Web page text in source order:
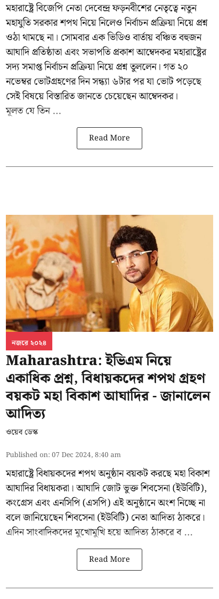
মহারাষ্ট্রে বিজেপি নেতা দেবেন্দ্র ফড়নবীশের নেতৃত্বে নতুন
মহাযুতি সরকার শপথ নিয়ে নিলেও নির্বাচন প্রক্রিয়া নিয়ে প্রশ্ন
ওঠা থামছে না। সোমবার এক ভিডিও বার্তায় বঞ্চিত বহুজন
আঘাদি প্রতিষ্ঠাতা এবং সভাপতি প্রকাশ আম্বেদকর মহারাষ্ট্রের
সদ্য সমাপ্ত নির্বাচন প্রক্রিয়া নিয়ে প্রশ্ন তুললেন। গত ২০
নভেম্বর ভোটগ্রহণের দিন সন্ধ্যা ৬টার পর যা ভোট পড়েছে
সেই বিষয়ে বিস্তারিত জানতে চেয়েছেন আম্বেদকর।
মূলত যে তিন ...
Read More
নজরে ২০২৪
Maharashtra: ইভিএম নিয়ে
একাধিক প্রশ্ন, বিধায়কদের শপথ গ্রহণ
বয়কট মহা বিকাশ আঘাদির - জানালেন
আদিত্য
ওয়েব ডেস্ক
Published on:07 Dec 2024, 8:40 am
মহারাষ্ট্রে বিধায়কদের শপথ অনুষ্ঠান বয়কট করছেমহা বিকাশ
আঘাদিরবিধায়করা। আঘাদি জোট ভুক্ত শিবসেনা (ইউবিটি),
কংগ্রেস এবং এনসিপি (এসপি) এই অনুষ্ঠানে অংশ নিচ্ছে না
বলে জানিয়েছেন শিবসেনা (ইউবিটি) নেতা আদিত্য ঠাকরে।
এদিন সাংবাদিকদের মুখোমুখি হয়েআদিত্য ঠাকরেব ...
Read More